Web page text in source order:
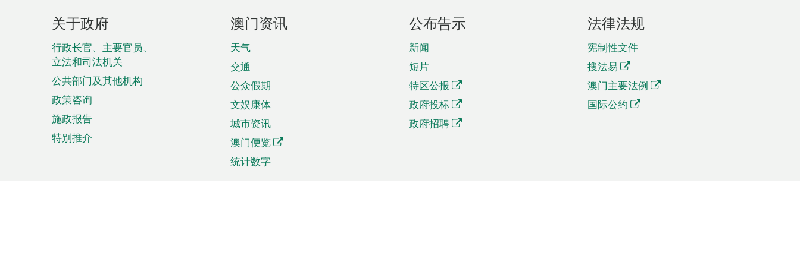
页
脚
菜
单
关于政府
行政长官、主要官员、
立法和司法机关
公共部门及其他机构
政策咨询
施政报告
特别推介
澳门资讯
天气
交通
公众假期
文娱康体
城市资讯
澳门便览
统计数字
公布告示
新闻
短片
特区公报
政府投标
政府招聘
法律法规
宪制性文件
搜法易
澳门主要法例
国际公约